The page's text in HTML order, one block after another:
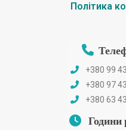
Політика
+380 99
+380 97
+380 63
Години